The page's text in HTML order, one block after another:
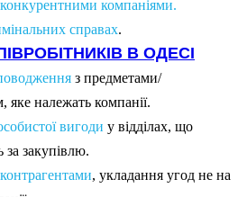
конкурентними компаніями.
справах.
В ОДЕСІ
з предметами/
яке належать компанії.
вигоди у відділах, що
за закупівлю.
, укладання угод не на